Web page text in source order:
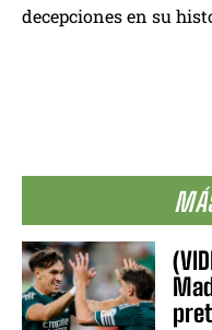
decepciones en su